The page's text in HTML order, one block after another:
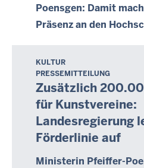
2
1
0
0
:
0
0
t
o
r
2
2
1
-
0
Poensgen: Damit
Präsenz an den
D
i
e
n
s
t
KULTUR
PRESSEMITTEILUNG
Zusätzlich
für Kunstvereine:
Landesregierung
Förderlinie auf
Ministerin Pfeiffer-